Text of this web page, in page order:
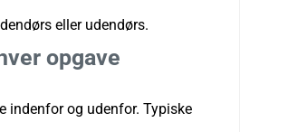
eller udendørs.
opgave
indenfor og udenfor. Typiske